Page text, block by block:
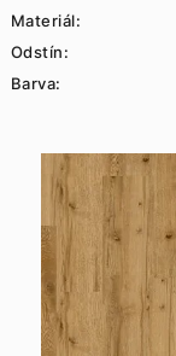
Materiál:
Odstín:
Barva: